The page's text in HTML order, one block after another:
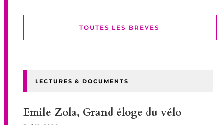
TOUTES LES BREVES
LECTURES & DOCUMENTS
Emile Zola, Grand éloge du vélo